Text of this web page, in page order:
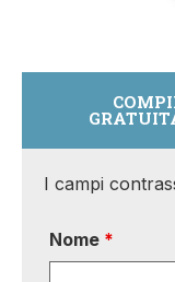
I campi
Nome *